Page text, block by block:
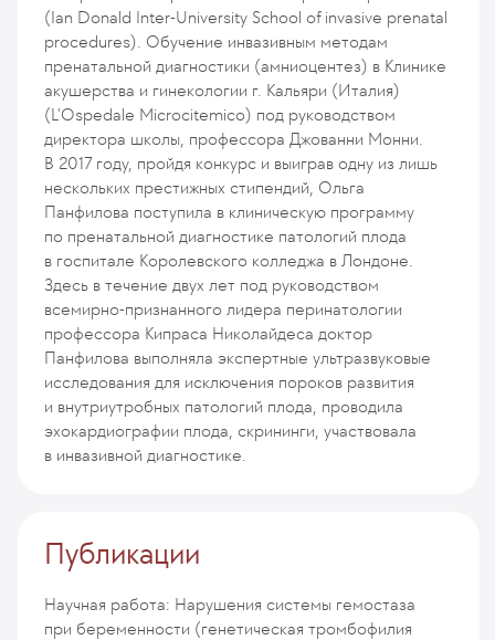
(Ian Donald Inter-University School of invasive prenatal
procedures). Обучение инвазивным методам
пренатальной диагностики (амниоцентез) в Клинике
акушерства и гинекологии г. Кальяри (Италия)
(L'Ospedale Microcitemico) под руководством
директора школы, профессора Джованни Монни.
В 2017 году, пройдя конкурс и выиграв одну из лишь
нескольких престижных стипендий, Ольга
Панфилова поступила в клиническую программу
по пренатальной диагностике патологий плода
в госпитале Королевского колледжа в Лондоне.
Здесь в течение двух лет под руководством
всемирно-признанного лидера перинатологии
профессора Кипраса Николайдеса доктор
Панфилова выполняла экспертные ультразвуковые
исследования для исключения пороков развития
и внутриутробных патологий плода, проводила
эхокардиографии плода, скрининги, участвовала
в инвазивной диагностике.
Публикации
Научная работа: Нарушения системы гемостаза
при беременности (генетическая тромбофилия